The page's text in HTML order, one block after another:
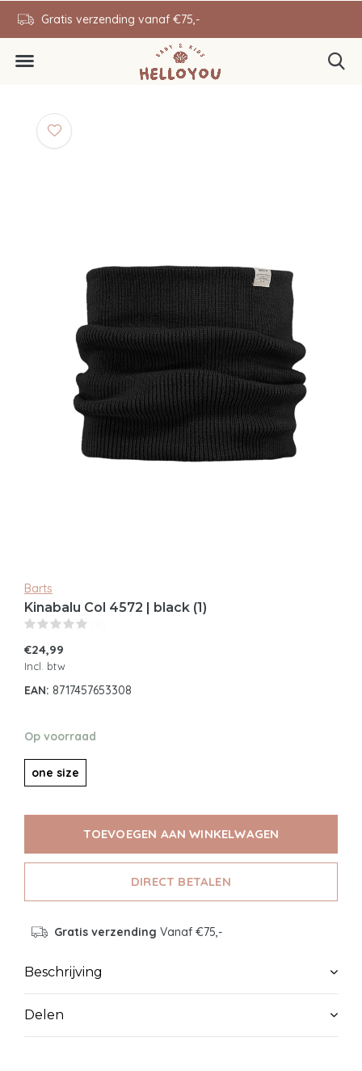
Gratis verzending vanaf €75,-
Barts
Kinabalu Col 4572 | black (1)
€24,99
Incl. btw
EAN: 8717457653308
Op voorraad
one size
TOEVOEGEN AAN WINKELWAGEN
DIRECT BETALEN
Gratis verzending Vanaf €75,-
Beschrijving
Delen